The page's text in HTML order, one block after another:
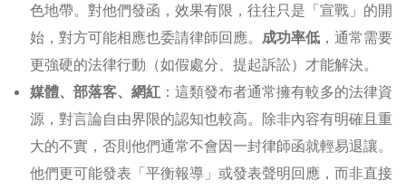
色地帶。對他們發函，效果有限，往往只是「宣戰」的開
始，對方可能相應也委請律師回應。 成功率低 ，通常需要
更強硬的法律行動（如假處分、提起訴訟）才能解決。
媒體、部落客、網紅 ：這類發布者通常擁有較多的法律資
源，對言論自由界限的認知也較高。除非內容有明確且重
大的不實，否則他們通常不會因一封律師函就輕易退讓。
他們更可能發表「平衡報導」或發表聲明回應，而非直接